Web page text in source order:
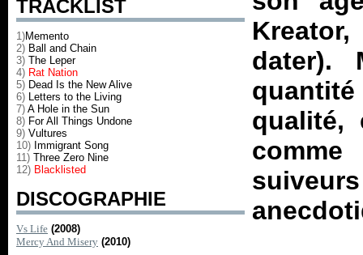
TRACKLIST
1)Memento
2) Ball and Chain
3) The Leper
4) Rat Nation
5) Dead Is the New Alive
6) Letters to the Living
7) A Hole in the Sun
8) For All Things Undone
9) Vultures
10) Immigrant Song
11) Three Zero Nine
12) Blacklisted
DISCOGRAPHIE
Vs Life (2008)
Mercy And Misery (2010)
dater).
qualité,